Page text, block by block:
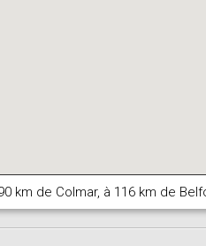
km de Colmar, à 116 km de